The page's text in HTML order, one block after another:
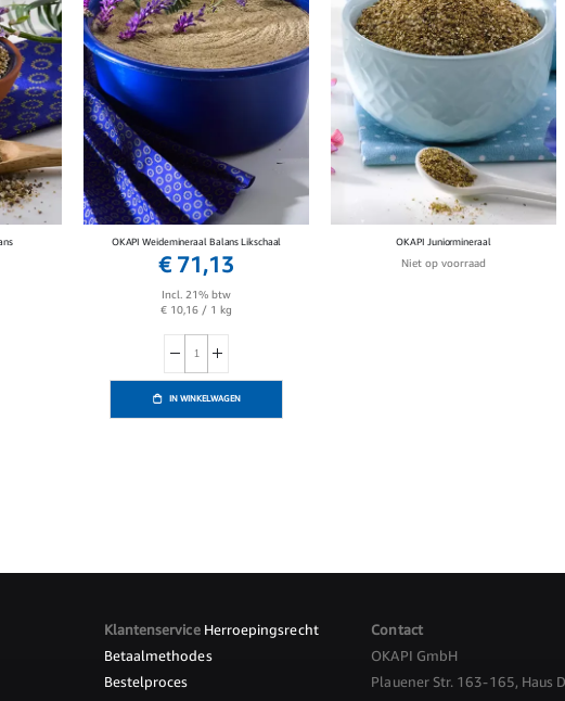
OKAPI Weidemineraal Balans Likschaal
€ 71,13
Incl. 21% btw
€ 10,16 / 1 kg
IN WINKELWAGEN
OKAPI Juniormineraal
Niet op voorraad
Klantenservice Herroepingsrecht
Betaalmethodes
Bestelproces
Contact
OKAPI GmbH
Plauener Str. 163-165, Haus